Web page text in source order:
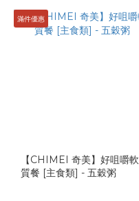
滿件優惠
【CHIMEI 奇美】好咀嚼軟
質餐 [主食類] - 五穀粥